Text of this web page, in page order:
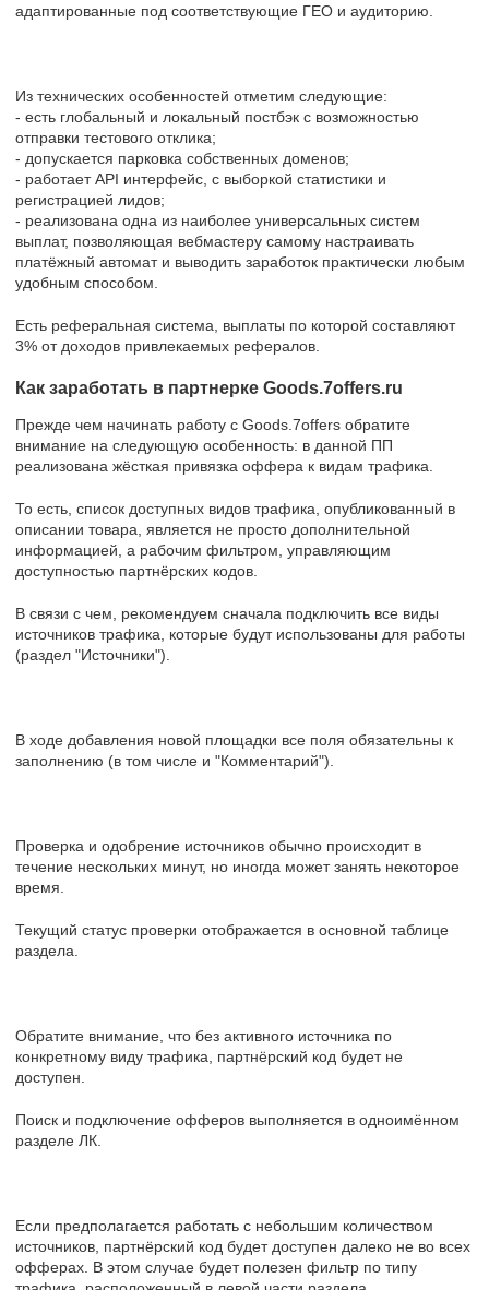
адаптированные под соответствующие ГЕО и аудиторию.
Из технических особенностей отметим следующие:
- есть глобальный и локальный постбэк с возможностью
отправки тестового отклика;
- допускается парковка собственных доменов;
- работает API интерфейс, c выборкой статистики и
регистрацией лидов;
- реализована одна из наиболее универсальных систем
выплат, позволяющая вебмастеру самому настраивать
платёжный автомат и выводить заработок практически любым
удобным способом.
Есть реферальная система, выплаты по которой составляют
3% от доходов привлекаемых рефералов.
Как заработать в партнерке Goods.7offers.ru
Прежде чем начинать работу с Goods.7offers обратите
внимание на следующую особенность: в данной ПП
реализована жёсткая привязка оффера к видам трафика.
То есть, список доступных видов трафика, опубликованный в
описании товара, является не просто дополнительной
информацией, а рабочим фильтром, управляющим
доступностью партнёрских кодов.
В связи с чем, рекомендуем сначала подключить все виды
источников трафика, которые будут использованы для работы
(раздел "Источники").
В ходе добавления новой площадки все поля обязательны к
заполнению (в том числе и "Комментарий").
Проверка и одобрение источников обычно происходит в
течение нескольких минут, но иногда может занять некоторое
время.
Текущий статус проверки отображается в основной таблице
раздела.
Обратите внимание, что без активного источника по
конкретному виду трафика, партнёрский код будет не
доступен.
Поиск и подключение офферов выполняется в одноимённом
разделе ЛК.
Если предполагается работать с небольшим количеством
источников, партнёрский код будет доступен далеко не во всех
офферах. В этом случае будет полезен фильтр по типу